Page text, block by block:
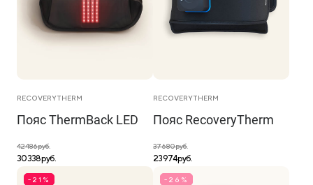
RECOVERYTHERM
Пояс ThermBack LED
42 486 руб.
30 338 руб.
RECOVERYTHERM
Пояс RecoveryTherm
37 680 руб.
23 974 руб.
-21% -26%